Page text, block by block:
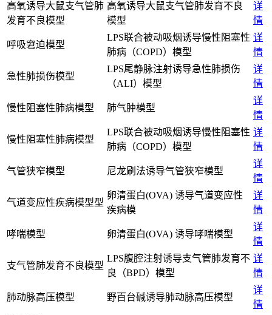
高氧诱导大鼠支气管肺
发育不良模型
高氧诱导大鼠支气管肺发育不良
模型
详
情
呼吸窘迫模型
LPS联合被动吸烟诱导慢性阻塞性
肺病（COPD）模型
详
情
急性肺损伤模型
LPS尾静脉注射诱导急性肺损伤
（ALI）模型
详
情
慢性阻塞性肺病模型 肺气肿模型
详
情
慢性阻塞性肺病模型
LPS联合被动吸烟诱导慢性阻塞性
肺病（COPD）模型
详
情
气管狭窄模型 尼龙刷法诱导气管狭窄模型
详
情
气道变应性疾病模型型
卵清蛋白(OVA) 诱导气道变应性
疾病模
详
情
哮喘模型 卵清蛋白(OVA) 诱导哮喘模型
详
情
支气管肺发育不良模型
LPS腹腔注射诱导支气管肺发育不
良（BPD）模型
详
情
肺动脉高压模型 野百台碱诱导肺动脉高压模型
详
情